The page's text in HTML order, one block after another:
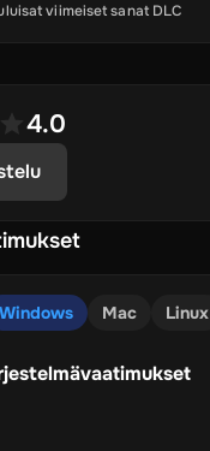
viimeiset sanat DLC
4.0
Windows Mac Linux